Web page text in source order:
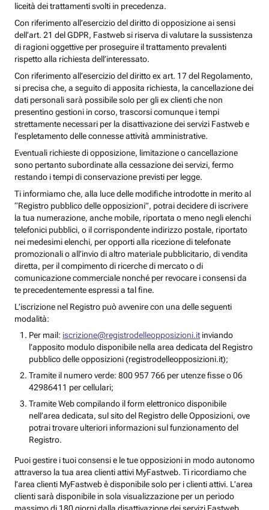
liceità dei trattamenti svolti in precedenza.
Con riferimento all’esercizio del diritto di opposizione ai sensi
dell’art. 21 del GDPR, Fastweb si riserva di valutare la sussistenza
di ragioni oggettive per proseguire il trattamento prevalenti
rispetto alla richiesta dell’interessato.
Con riferimento all’esercizio del diritto ex art. 17 del Regolamento,
si precisa che, a seguito di apposita richiesta, la cancellazione dei
dati personali sarà possibile solo per gli ex clienti che non
presentino gestioni in corso, trascorsi comunque i tempi
strettamente necessari per la disattivazione dei servizi Fastweb e
l’espletamento delle connesse attività amministrative.
Eventuali richieste di opposizione, limitazione o cancellazione
sono pertanto subordinate alla cessazione dei servizi, fermo
restando i tempi di conservazione previsti per legge.
Ti informiamo che, alla luce delle modifiche introdotte in merito al
“Registro pubblico delle opposizioni”, potrai decidere di iscrivere
la tua numerazione, anche mobile, riportata o meno negli elenchi
telefonici pubblici, o il corrispondente indirizzo postale, riportato
nei medesimi elenchi, per opporti alla ricezione di telefonate
promozionali o all’invio di altro materiale pubblicitario, di vendita
diretta, per il compimento di ricerche di mercato o di
comunicazione commerciale nonché per revocare i consensi da
te precedentemente espressi a tal fine.
L’iscrizione nel Registro può avvenire con una delle seguenti
modalità:
Per mail: iscrizione@registrodelleopposizioni.it inviando
l’apposito modulo disponibile nella area dedicata del Registro
pubblico delle opposizioni (registrodelleopposizioni.it);
Tramite il numero verde: 800 957 766 per utenze fisse o 06
42986411 per cellulari;
Tramite Web compilando il form elettronico disponibile
nell’area dedicata, sul sito del Registro delle Opposizioni, ove
potrai trovare ulteriori informazioni sul funzionamento del
Registro.
Puoi gestire i tuoi consensi e le tue opposizioni in modo autonomo
attraverso la tua area clienti attivi MyFastweb. Ti ricordiamo che
l’area clienti MyFastweb è disponibile solo per i clienti attivi. L’area
clienti sarà disponibile in sola visualizzazione per un periodo